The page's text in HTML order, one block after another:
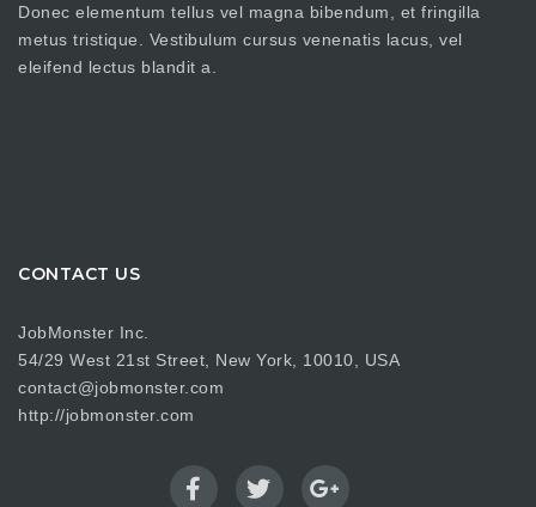
Donec elementum tellus vel magna bibendum, et fringilla
metus tristique. Vestibulum cursus venenatis lacus, vel
eleifend lectus blandit a.
CONTACT US
JobMonster Inc.
54/29 West 21st Street, New York, 10010, USA
contact@jobmonster.com
http://jobmonster.com